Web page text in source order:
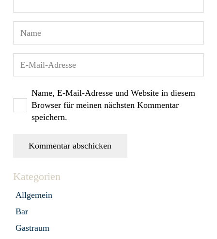
Name, E-Mail-Adresse und Website in diesem
Browser für meinen nächsten Kommentar
speichern.
Kommentar abschicken
Kategorien
Allgemein
Bar
Gastraum